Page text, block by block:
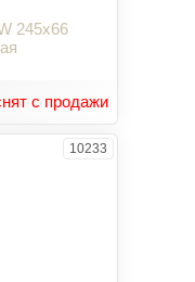
245x66
с продажи
10233